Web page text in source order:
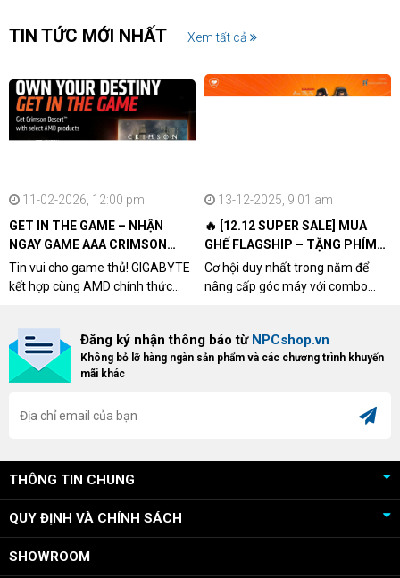
TIN TỨC MỚI NHẤT Xem tất cả
11-02-2026, 12:00 pm
GET IN THE GAME – NHẬN
NGAY GAME AAA CRIMSON
DESERT CÙNG GIGABYTE &
AMD
Tin vui cho game thủ! GIGABYTE
kết hợp cùng AMD chính thức
khách hàng sở hữu VGA Radeon
RX 9070 / RX 9070 XT.
13-12-2025, 9:01 am
🔥 [12.12 SUPER SALE] MUA
GHẾ FLAGSHIP – TẶNG PHÍM
CƠ XỊN
Cơ hội duy nhất trong năm để
nâng cấp góc máy với combo
dòng ghế Gaming cao cấp nhất,
bạn sẽ nhận ngay quà tặng trị giá
Đăng ký nhận thông báo từ NPCshop.vn
Không bỏ lỡ hàng ngàn sản phẩm và các chương trình khuyến
mãi khác
THÔNG TIN CHUNG
QUY ĐỊNH VÀ CHÍNH SÁCH
SHOWROOM